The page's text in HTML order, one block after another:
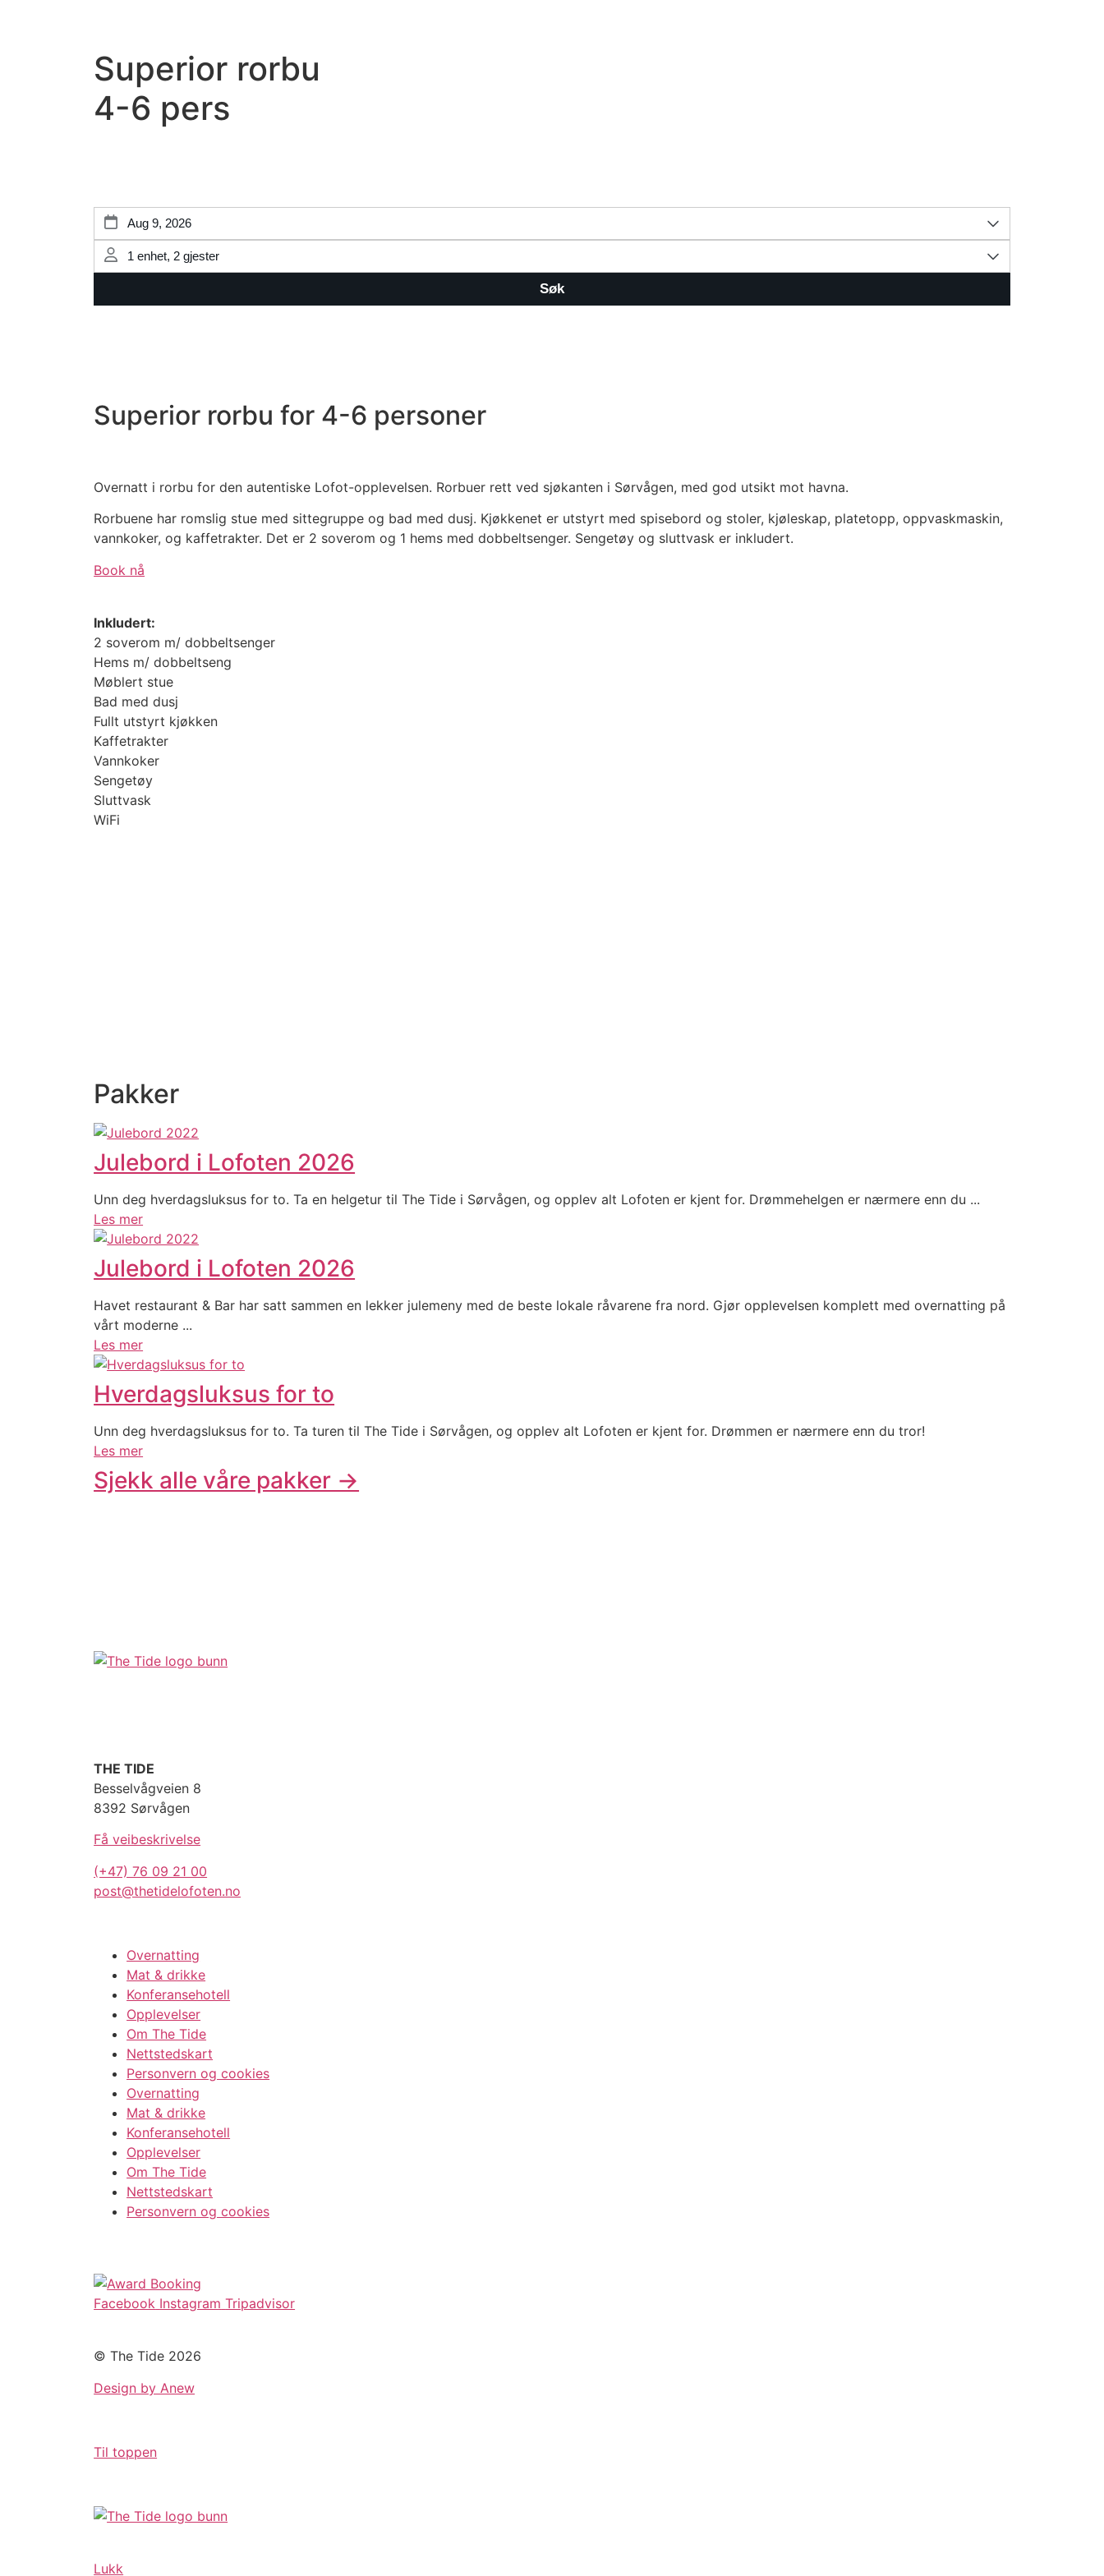
Superior rorbu
4-6 pers
Superior rorbu for 4-6 personer
Overnatt i rorbu for den autentiske Lofot-opplevelsen. Rorbuer rett ved sjøkanten i Sørvågen, med god utsikt mot havna.
Rorbuene har romslig stue med sittegruppe og bad med dusj. Kjøkkenet er utstyrt med spisebord og stoler, kjøleskap, platetopp, oppvaskmaskin,
vannkoker, og kaffetrakter. Det er 2 soverom og 1 hems med dobbeltsenger. Sengetøy og sluttvask er inkludert.
Book nå
Inkludert:
2 soverom m/ dobbeltsenger
Hems m/ dobbeltseng
Møblert stue
Bad med dusj
Fullt utstyrt kjøkken
Kaffetrakter
Vannkoker
Sengetøy
Sluttvask
WiFi
Pakker
Julebord i Lofoten 2026
Unn deg hverdagsluksus for to. Ta en helgetur til The Tide i Sørvågen, og opplev alt Lofoten er kjent for. Drømmehelgen er nærmere enn du ...
Les mer
Julebord i Lofoten 2026
Havet restaurant & Bar har satt sammen en lekker julemeny med de beste lokale råvarene fra nord. Gjør opplevelsen komplett med overnatting på
vårt moderne ...
Les mer
Hverdagsluksus for to
Unn deg hverdagsluksus for to. Ta turen til The Tide i Sørvågen, og opplev alt Lofoten er kjent for. Drømmen er nærmere enn du tror!
Les mer
Sjekk alle våre pakker →
THE TIDE
Besselvågveien 8
8392 Sørvågen
Få veibeskrivelse
(+47) 76 09 21 00
post@thetidelofoten.no
Overnatting
Mat & drikke
Konferansehotell
Opplevelser
Om The Tide
Nettstedskart
Personvern og cookies
Overnatting
Mat & drikke
Konferansehotell
Opplevelser
Om The Tide
Nettstedskart
Personvern og cookies
Facebook Instagram Tripadvisor
© The Tide 2026
Design by Anew
Til toppen
Lukk